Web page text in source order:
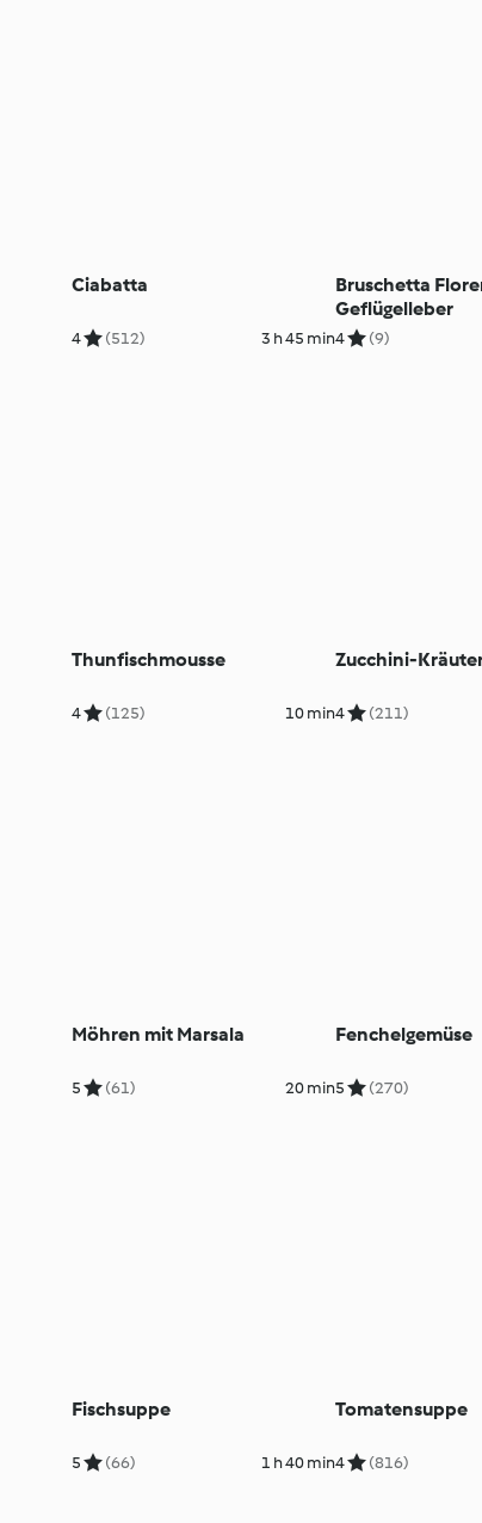
Ciabatta
4 (512) 3 h 45 min
Bruschetta
Geflügelleber
4 (9)
Thunfischmousse
4 (125) 10 min
Zucchini-
4 (211)
Möhren mit Marsala
5 (61) 20 min
Fenchelgemüse
5 (270)
Fischsuppe
5 (66) 1 h 40 min
Tomatensuppe
4 (816)